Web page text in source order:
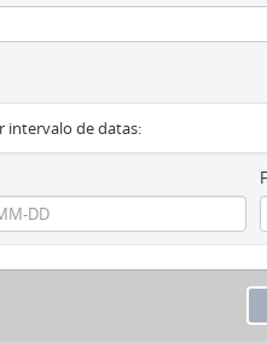
intervalo de datas: